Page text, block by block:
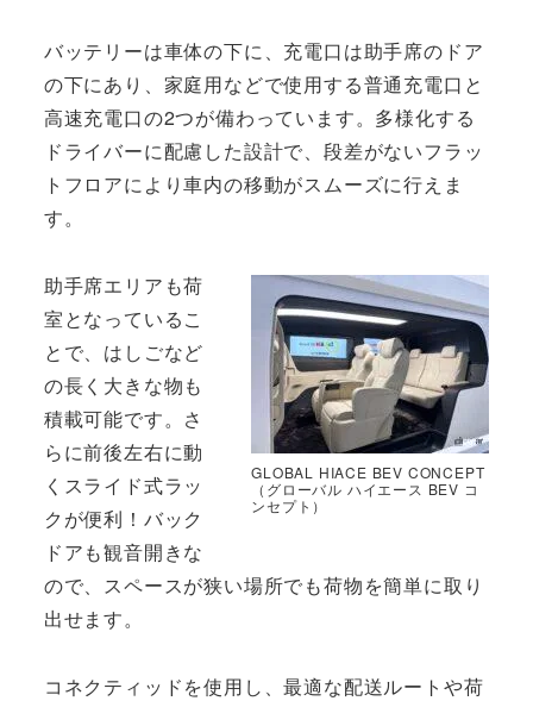
バッテリーは車体の下に、充電口は助手席のドア
の下にあり、家庭用などで使用する普通充電口と
高速充電口の2つが備わっています。多様化する
ドライバーに配慮した設計で、段差がないフラッ
トフロアにより車内の移動がスムーズに行えま
す。
GLOBAL HIACE BEV CONCEPT
（グローバル ハイエース BEV コ
ンセプト）
助手席エリアも荷
室となっているこ
とで、はしごなど
の長く大きな物も
積載可能です。さ
らに前後左右に動
くスライド式ラッ
クが便利！バック
ドアも観音開きな
ので、スペースが狭い場所でも荷物を簡単に取り
出せます。
コネクティッドを使用し、最適な配送ルートや荷